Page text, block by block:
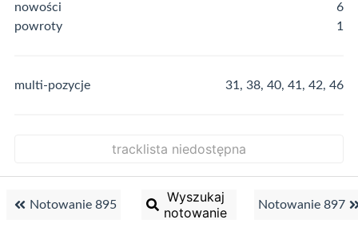
nowości
6
powroty
1
multi-pozycje 31, 38, 40, 41, 42, 46
tracklista niedostępna
Notowanie 895
Wyszukaj
notowanie
Notowanie 897